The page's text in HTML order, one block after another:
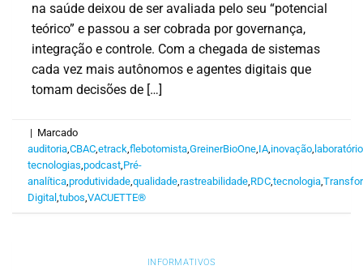
na saúde deixou de ser avaliada pelo seu “potencial
teórico” e passou a ser cobrada por governança,
integração e controle. Com a chegada de sistemas
cada vez mais autônomos e agentes digitais que
tomam decisões de […]
| Marcado
auditoria,CBAC,etrack,flebotomista,GreinerBioOne,IA,inovação, laboratório
tecnologias,podcast,Pré-
analítica,produtividade,qualidade,rastreabilidade,RDC,tecnologia,
Digital,tubos,VACUETTE®
INFORMATIVOS